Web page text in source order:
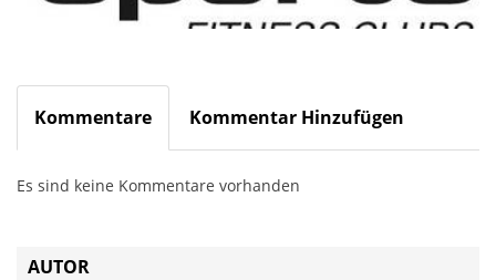
Kommentare Kommentar Hinzufügen
Es sind keine Kommentare vorhanden
AUTOR